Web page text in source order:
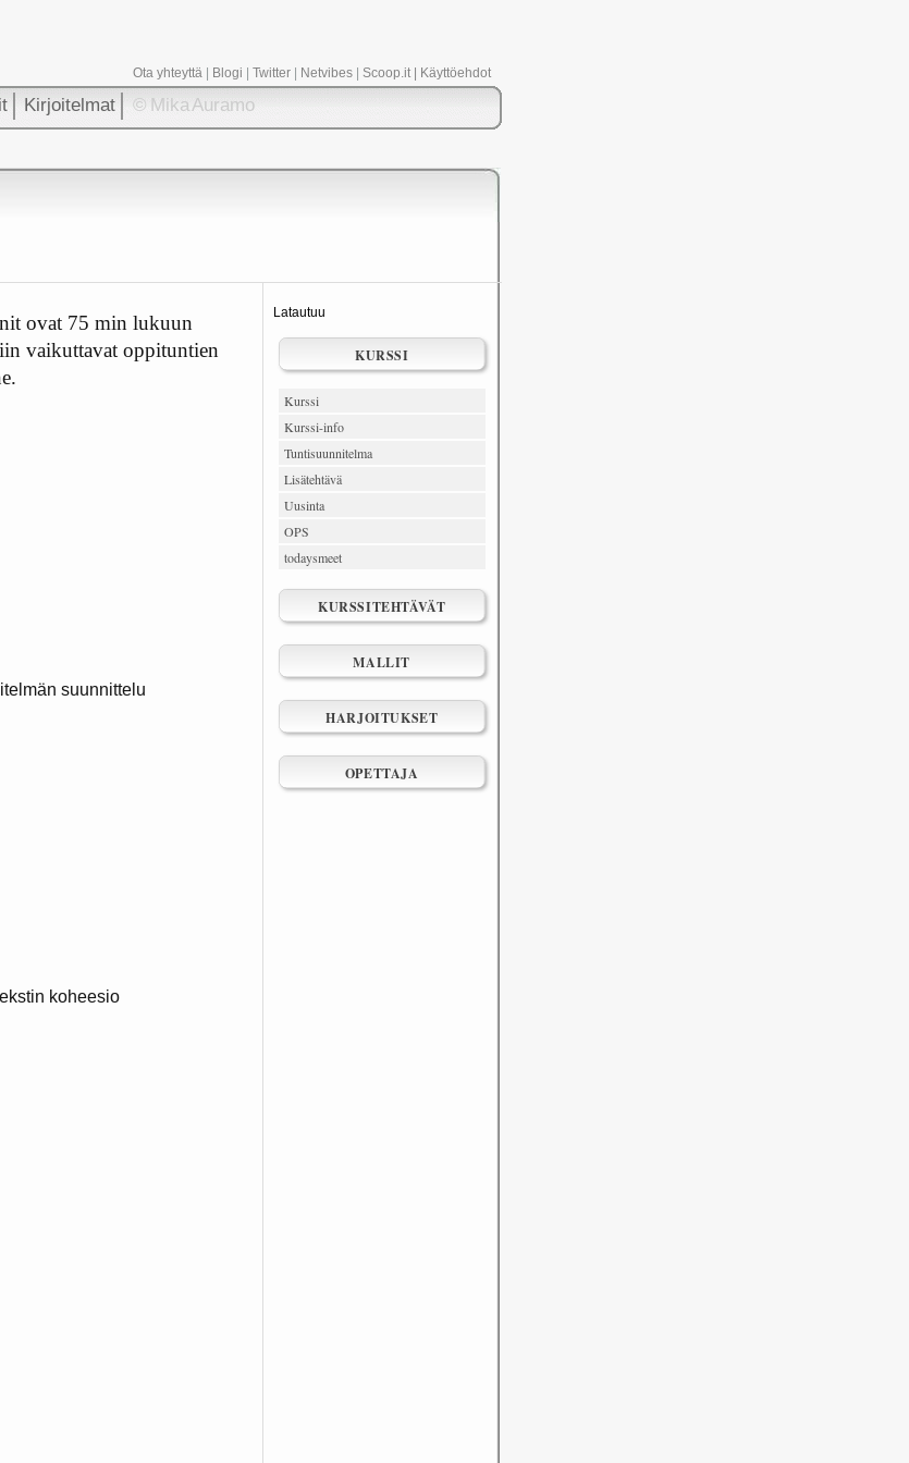
Ota yhteyttä Blogi Twitter Netvibes Scoop.it| Käyttöehdot
Kirjoitelmat © Mika Auramo
Latautuu
KURSSI
Kurssi
Kurssi-info
Tuntisuunnitelma
Lisätehtävä
Uusinta
OPS
todaysmeet
KURSSITEHTÄVÄT
MALLIT
HARJOITUKSET
OPETTAJA
ovat 75 min lukuun
vaikuttavat oppituntien
suunnittelu
koheesio